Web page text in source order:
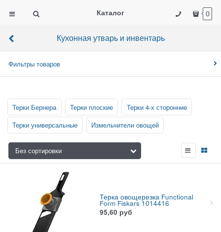
Каталог 0
Кухонная утварь и инвентарь
Фильтры товаров
Терки Бернера Терки плоские
Терки 4-х сторонние
Терки универсальные
Измельчители овощей
Терка овощерезка Functional
Form Fiskars 1014416
95,60 руб